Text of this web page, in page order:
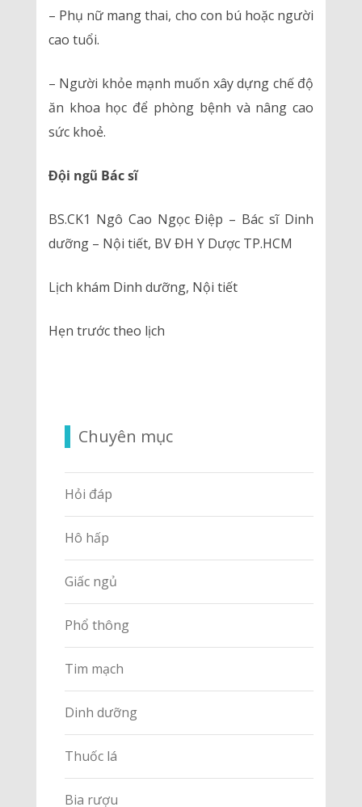
– Phụ nữ mang thai, cho con bú hoặc người
cao tuổi.
– Người khỏe mạnh muốn xây dựng chế độ
ăn khoa học để phòng bệnh và nâng cao
sức khoẻ.
Đội ngũ Bác sĩ
BS.CK1 Ngô Cao Ngọc Điệp – Bác sĩ Dinh
dưỡng – Nội tiết, BV ĐH Y Dược TP.HCM
Lịch khám Dinh dưỡng, Nội tiết
Hẹn trước theo lịch
Chuyên mục
Hỏi đáp
Hô hấp
Giấc ngủ
Phổ thông
Tim mạch
Dinh dưỡng
Thuốc lá
Bia rượu